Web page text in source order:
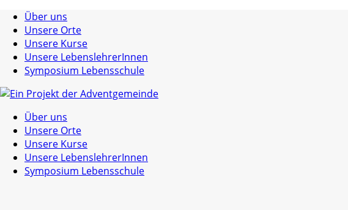
Über uns
Unsere Orte
Unsere Kurse
Unsere LebenslehrerInnen
Symposium Lebensschule
Über uns
Unsere Orte
Unsere Kurse
Unsere LebenslehrerInnen
Symposium Lebensschule